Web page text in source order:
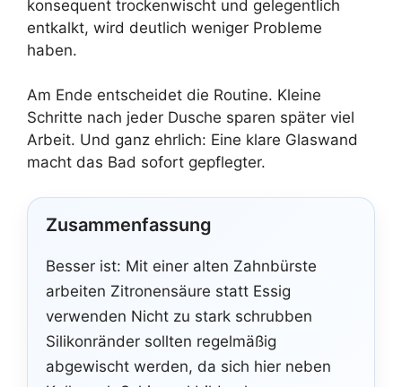
konsequent trockenwischt und gelegentlich
entkalkt, wird deutlich weniger Probleme
haben.
Am Ende entscheidet die Routine. Kleine
Schritte nach jeder Dusche sparen später viel
Arbeit. Und ganz ehrlich: Eine klare Glaswand
macht das Bad sofort gepflegter.
Zusammenfassung
Besser ist: Mit einer alten Zahnbürste
arbeiten Zitronensäure statt Essig
verwenden Nicht zu stark schrubben
Silikonränder sollten regelmäßig
abgewischt werden, da sich hier neben